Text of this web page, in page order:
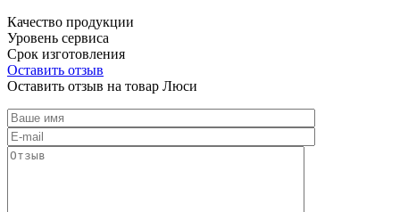
Качество продукции
Уровень сервиса
Срок изготовления
Оставить отзыв
Оставить отзыв на товар Люси